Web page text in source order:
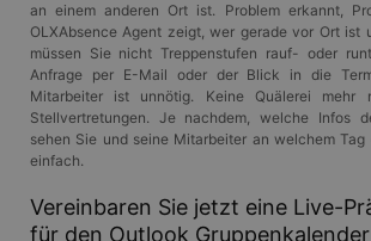
an einem anderen Ort ist. Problem erkannt,
OLXAbsence Agent zeigt, wer gerade vor Ort ist
müssen Sie nicht Treppenstufen rauf- oder
Anfrage per E-Mail oder der Blick in die
Mitarbeiter ist unnötig. Keine Quälerei mehr
Stellvertretungen. Je nachdem, welche Infos
sehen Sie und seine Mitarbeiter an welchem Tag
einfach.
Vereinbaren Sie jetzt eine Live-
für den Outlook